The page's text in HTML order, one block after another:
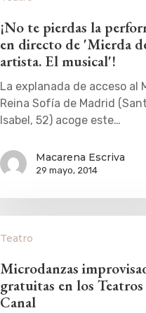
¡No te pierdas la
en directo de 'Mierda
artista. El musical'!
La explanada de acceso al
Reina Sofía de Madrid
Isabel, 52) acoge este…
Macarena Escriva
29 mayo, 2014
Teatro
Microdanzas
gratuitas en los
Canal